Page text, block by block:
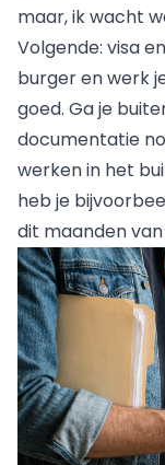
maar, ik wacht
Volgende: visa
burger enwerk
goed. Ga je
documentatie
werken in het
heb je
dit maanden